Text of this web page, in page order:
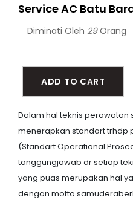
Service AC Batu
Diminati Oleh 29Orang
ADD TO CART
Dalam hal teknis
menerapkan standart trhdp
(Standart Operational
tanggungjawab dr setiap
yang puas merupakan hal
dengan motto